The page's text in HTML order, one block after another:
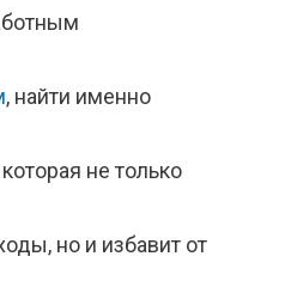
, найти именно
не только
но и избавит от